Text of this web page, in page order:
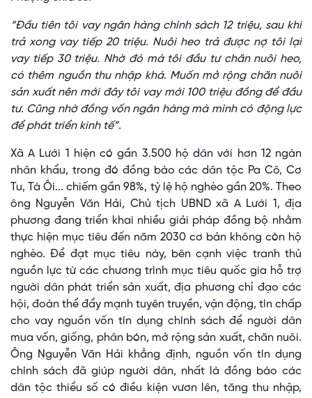
“Đầu tiên tôi vay ngân hàng chính sách 12 triệu, sau khi
trả xong vay tiếp 20 triệu. Nuôi heo trả được nợ tôi lại
vay tiếp 30 triệu. Nhờ đó mà tôi đầu tư chăn nuôi heo,
có thêm nguồn thu nhập khá. Muốn mở rộng chăn nuôi
sản xuất nên mới đây tôi vay mới 100 triệu đồng để đầu
tư. Cũng nhờ đồng vốn ngân hàng mà mình có động lực
để phát triển kinh tế”.
Xã A Lưới 1 hiện có gần 3.500 hộ dân với hơn 12 ngàn
nhân khẩu, trong đó đồng bào các dân tộc Pa Cô, Cơ
Tu, Tà Ôi... chiếm gần 98%, tỷ lệ hộ nghèo gần 20%. Theo
ông Nguyễn Văn Hải, Chủ tịch UBND xã A Lưới 1, địa
phương đang triển khai nhiều giải pháp đồng bộ nhằm
thực hiện mục tiêu đến năm 2030 cơ bản không còn hộ
nghèo. Để đạt mục tiêu này, bên cạnh việc tranh thủ
nguồn lực từ các chương trình mục tiêu quốc gia hỗ trợ
người dân phát triển sản xuất, địa phương chỉ đạo các
hội, đoàn thể đẩy mạnh tuyên truyền, vận động, tín chấp
cho vay nguồn vốn tín dụng chính sách để người dân
mua vốn, giống, phân bón, mở rộng sản xuất, chăn nuôi.
Ông Nguyễn Văn Hải khẳng định, nguồn vốn tín dụng
chính sách đã giúp người dân, nhất là đồng bào các
dân tộc thiểu số có điều kiện vươn lên, tăng thu nhập,